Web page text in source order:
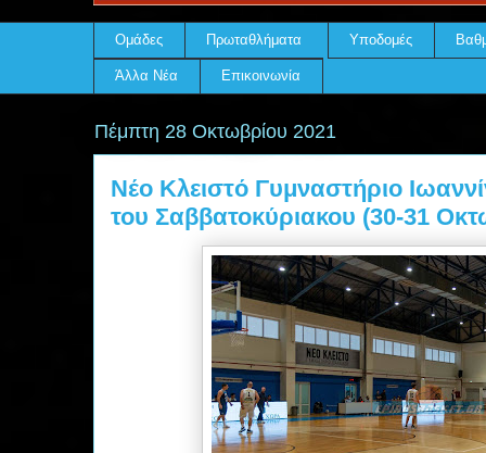
Ομάδες Πρωταθλήματα Υποδομές
Άλλα Νέα Επικοινωνία
Πέμπτη 28 Οκτωβρίου 2021
Νέο Κλειστό Γυμναστήριο
του Σαββατοκύριακου (30-31